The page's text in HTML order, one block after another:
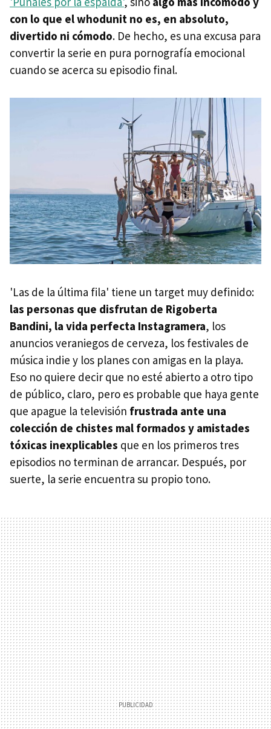
con lo que el whodunit no es, en absoluto,
divertido ni cómodo. De hecho, es una excusa para
convertir la serie en pura pornografía emocional
cuando se acerca su episodio final.
'Las de la última fila' tiene un target muy definido:
las personas que disfrutan de Rigoberta
Bandini, la vida perfecta Instagramera, los
anuncios veraniegos de cerveza, los festivales de
música indie y los planes con amigas en la playa.
Eso no quiere decir que no esté abierto a otro tipo
de público, claro, pero es probable que haya gente
que apague la televisión frustrada ante una
colección de chistes mal formados y amistades
tóxicas inexplicables que en los primeros tres
episodios no terminan de arrancar. Después, por
suerte, la serie encuentra su propio tono.